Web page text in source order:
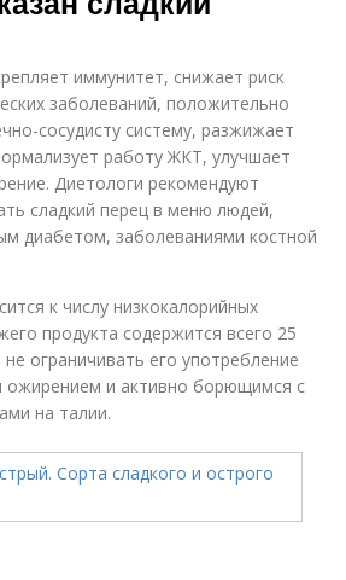
иммунитет, снижает риск
заболеваний, положительно
сосудисту систему, разжижает
работу ЖКТ, улучшает
Диетологи рекомендуют
сладкий перец в меню людей,
диабетом, заболеваниями костной
к числу низкокалорийных
продукта содержится всего 25
ограничивать его употребление
и активно борющимся с
на талии.